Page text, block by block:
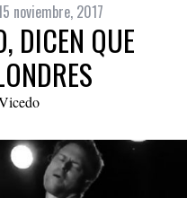
noviembre, 2017
DICEN QUE